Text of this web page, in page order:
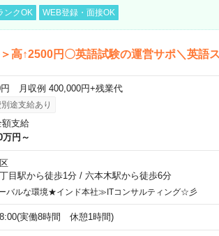
ンクOK WEB登録・面接OK
高↑2500円〇英語試験の運営サポ＼英語
円 月収例 400,000円+残業代
途支給あり
額支給
万円～
目駅から徒歩1分/ 六本木駅から徒歩6分
バルな環境★インド本社≫ITコンサルティング☆彡
実働8時間 休憩1時間)